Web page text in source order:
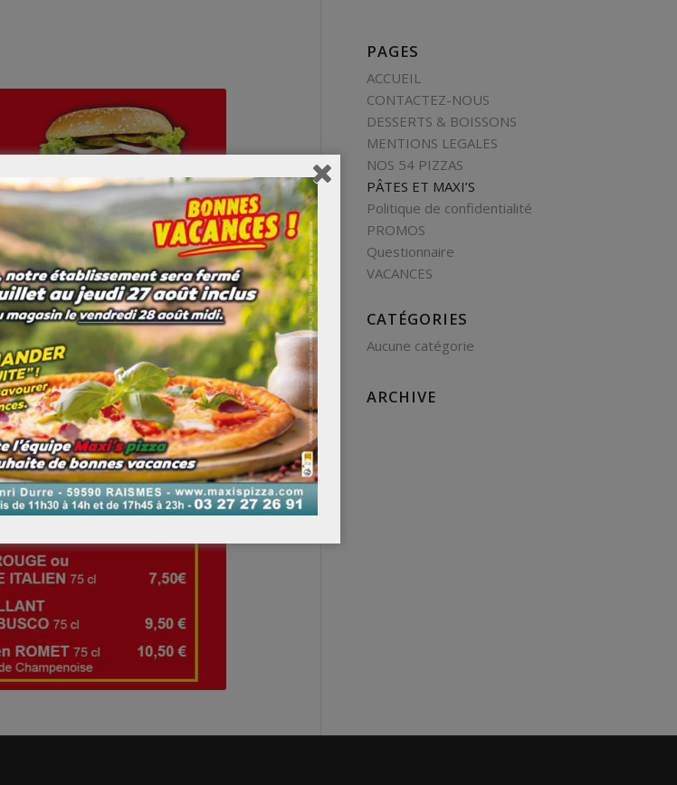
PAGES
ACCUEIL
CONTACTEZ-NOUS
DESSERTS & BOISSONS
MENTIONS LEGALES
NOS 54 PIZZAS
PÂTES ET MAXI’S
Politique de confidentialité
PROMOS
Questionnaire
VACANCES
CATÉGORIES
Aucune catégorie
ARCHIVE